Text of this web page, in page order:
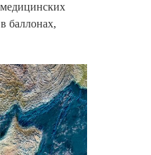
медицинских
баллонах,